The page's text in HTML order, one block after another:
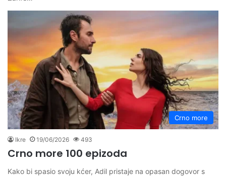
Crno more
Ikre 19/06/2026 493
Crno more 100 epizoda
Kako bi spasio svoju kćer, Adil pristaje na opasan dogovor s